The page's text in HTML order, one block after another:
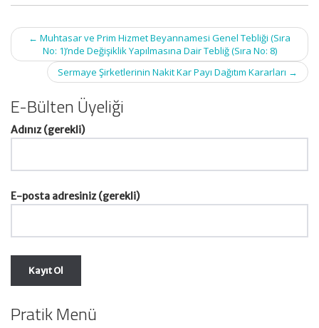
Post
navigation
← Muhtasar ve Prim Hizmet Beyannamesi Genel Tebliği (Sıra
No: 1)’nde Değişiklik Yapılmasına Dair Tebliğ (Sıra No: 8)
Sermaye Şirketlerinin Nakit Kar Payı Dağıtım Kararları →
E-Bülten Üyeliği
Adınız (gerekli)
E-posta adresiniz (gerekli)
Pratik Menü